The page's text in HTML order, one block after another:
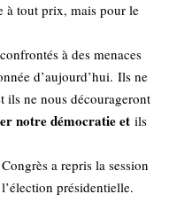
à tout prix, mais pour le
à des menaces
d’aujourd’hui. Ils ne
ils ne nous décourageront
notre démocratie et ils
a repris la session
présidentielle.